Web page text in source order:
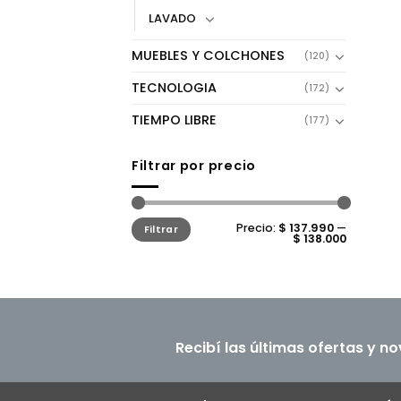
LAVADO
MUEBLES Y COLCHONES (120)
TECNOLOGIA (172)
TIEMPO LIBRE (177)
Filtrar por precio
Precio
mínimo
Precio
máximo
Filtrar Precio: $ 137.990 —
$ 138.000
Recibí las últimas ofertas y